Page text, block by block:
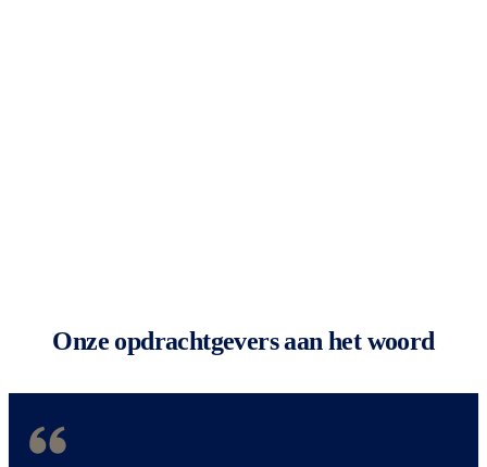
Onze opdrachtgevers aan het woord